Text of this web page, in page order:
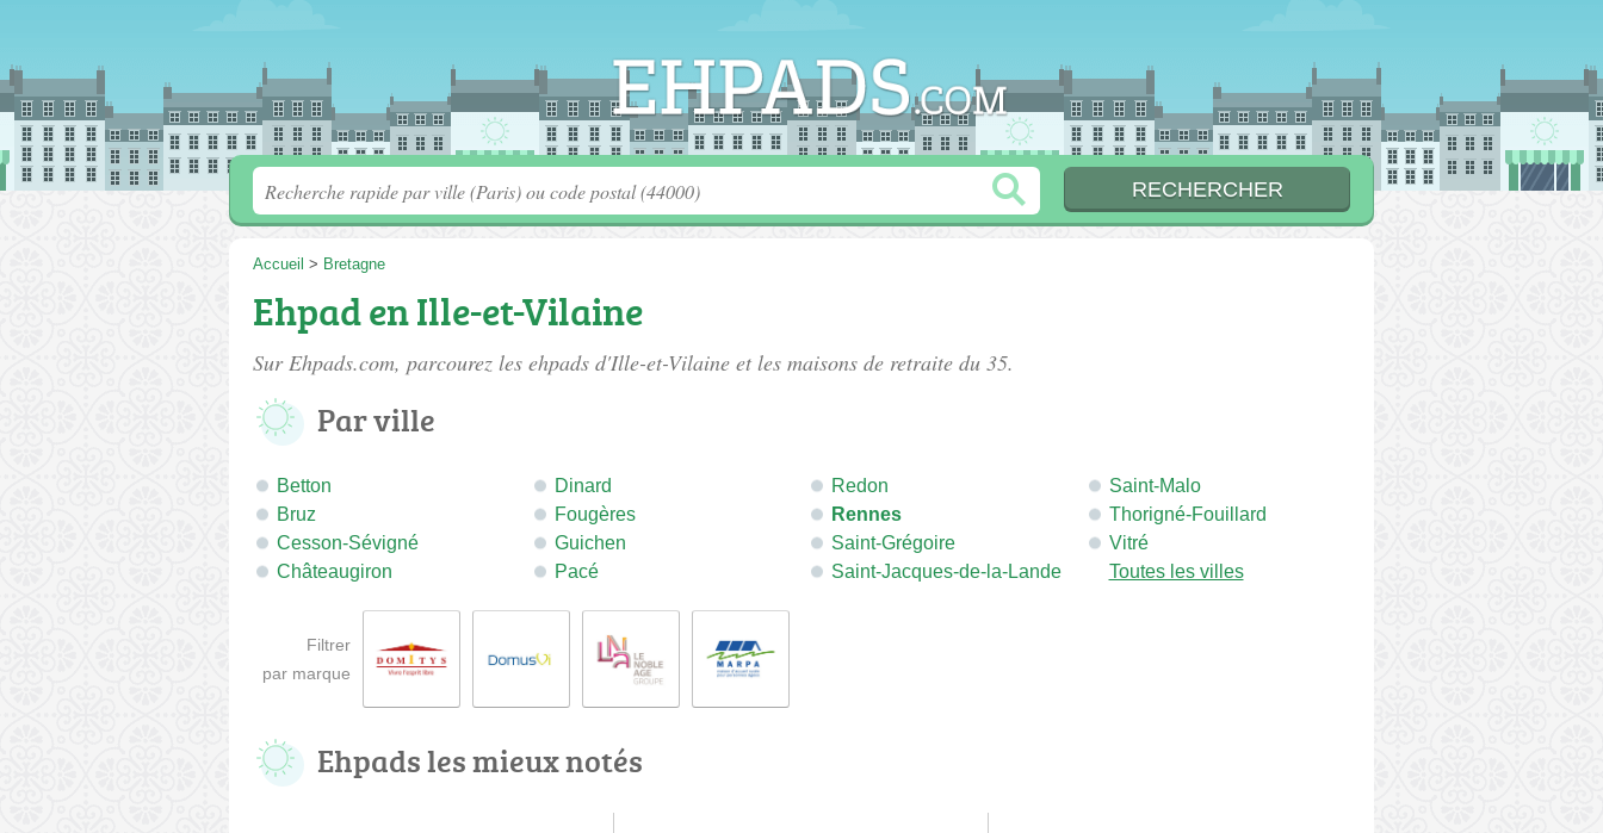
Accueil > Bretagne
Ehpad en Ille-et-Vilaine
Sur Ehpads.com, parcourez les ehpads d'Ille-et-Vilaine et les maisons de retraite du 35.
Par ville
Betton
Bruz
Cesson-Sévigné
Châteaugiron
Dinard
Fougères
Guichen
Pacé
Redon
Rennes
Saint-Grégoire
Saint-Jacques-de-la-Lande
Saint-Malo
Thorigné-Fouillard
Vitré
Toutes les villes
Filtrer
par marque
Ehpads les mieux notés